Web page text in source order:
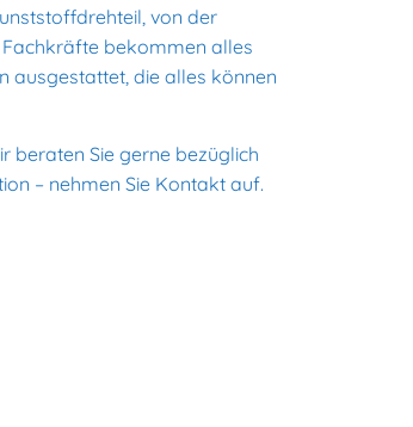
von der
Fachkräfte bekommen alles
ausgestattet, die alles können
beraten Sie gerne bezüglich
– nehmen Sie Kontakt auf.